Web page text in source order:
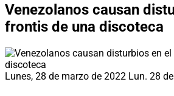
Venezolanos causan
frontis de una discoteca
Lunes, 28 de marzo de 2022 Lun. 28